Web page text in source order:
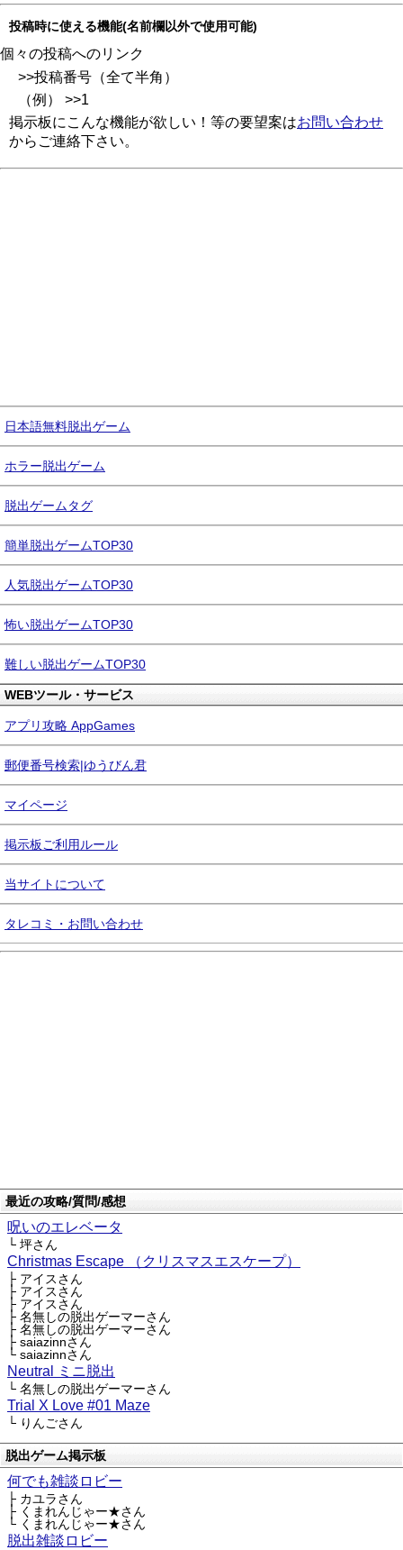
投稿時に使える機能(名前欄以外で使用可能)
個々の投稿へのリンク
>>投稿番号（全て半角）
（例） >>1
掲示板にこんな機能が欲しい！等の要望案はお問い合わせ
からご連絡下さい。
日本語無料脱出ゲーム
ホラー脱出ゲーム
脱出ゲームタグ
簡単脱出ゲームTOP30
人気脱出ゲームTOP30
怖い脱出ゲームTOP30
難しい脱出ゲームTOP30
WEBツール・サービス
アプリ攻略 AppGames
郵便番号検索|ゆうびん君
マイページ
掲示板ご利用ルール
当サイトについて
タレコミ・お問い合わせ
最近の攻略/質問/感想
呪いのエレベータ
└ 坪さん
Christmas Escape （クリスマスエスケープ）
├ アイスさん
├ アイスさん
├ アイスさん
├ 名無しの脱出ゲーマーさん
├ 名無しの脱出ゲーマーさん
├ saiazinnさん
└ saiazinnさん
Neutral ミニ脱出
└ 名無しの脱出ゲーマーさん
Trial X Love #01 Maze
└ りんごさん
脱出ゲーム掲示板
何でも雑談ロビー
├ カユラさん
├ くまれんじゃー★さん
└ くまれんじゃー★さん
脱出雑談ロビー